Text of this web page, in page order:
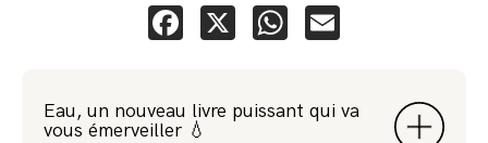
Facebook
X WhatsApp
Eau, un nouveau livre puissant qui va
vous émerveiller 💧